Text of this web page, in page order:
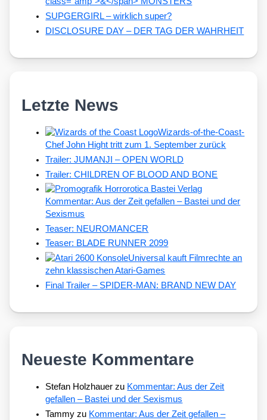
SUPGERGIRL – wirklich super?
DISCLOSURE DAY – DER TAG DER WAHRHEIT
Letzte News
Wizards-of-the-Coast-
Chef John Hight tritt zum 1. September zurück
Trailer: JUMANJI – OPEN WORLD
Trailer: CHILDREN OF BLOOD AND BONE
Kommentar: Aus der Zeit gefallen – Bastei und der
Sexismus
Teaser: NEUROMANCER
Teaser: BLADE RUNNER 2099
Universal kauft Filmrechte an
zehn klassischen Atari-Games
Final Trailer – SPIDER-MAN: BRAND NEW DAY
Neueste Kommentare
Stefan Holzhauer zu Kommentar: Aus der Zeit
gefallen – Bastei und der Sexismus
Tammy zu Kommentar: Aus der Zeit gefallen –